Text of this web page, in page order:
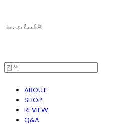
ABOUT
SHOP
REVIEW
Q&A